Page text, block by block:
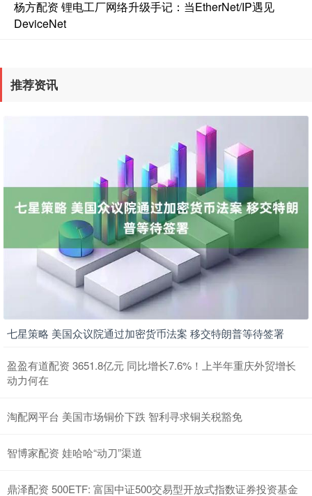
杨方配资 锂电工厂网络升级手记：当EtherNet/IP遇见
DeviceNet
推荐资讯
七星策略 美国众议院通过加密货币法案 移交特朗普等待签署
盈盈有道配资 3651.8亿元 同比增长7.6%！上半年重庆外贸增长
动力何在
淘配网平台 美国市场铜价下跌 智利寻求铜关税豁免
智博家配资 娃哈哈“动刀”渠道
鼎泽配资 500ETF: 富国中证500交易型开放式指数证券投资基金